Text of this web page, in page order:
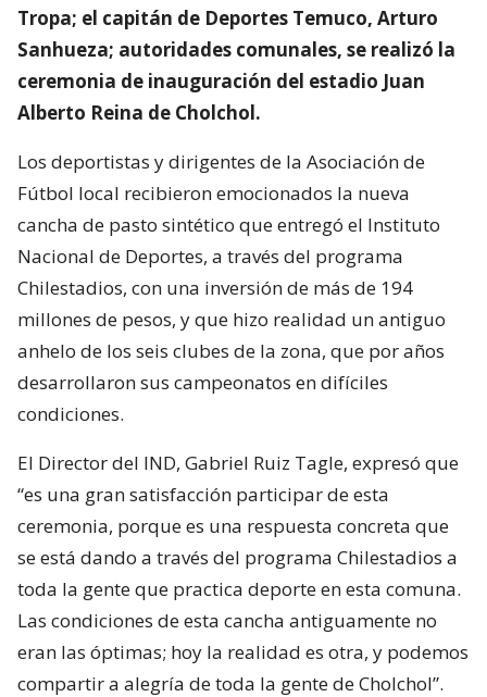
Tropa; el capitán de Deportes Temuco, Arturo
Sanhueza; autoridades comunales, se realizó la
ceremonia de inauguración del estadio Juan
Alberto Reina de Cholchol.
Los deportistas y dirigentes de la Asociación de
Fútbol local recibieron emocionados la nueva
cancha de pasto sintético que entregó el Instituto
Nacional de Deportes, a través del programa
Chilestadios, con una inversión de más de 194
millones de pesos, y que hizo realidad un antiguo
anhelo de los seis clubes de la zona, que por años
desarrollaron sus campeonatos en difíciles
condiciones.
El Director del IND, Gabriel Ruiz Tagle, expresó que
“es una gran satisfacción participar de esta
ceremonia, porque es una respuesta concreta que
se está dando a través del programa Chilestadios a
toda la gente que practica deporte en esta comuna.
Las condiciones de esta cancha antiguamente no
eran las óptimas; hoy la realidad es otra, y podemos
compartir a alegría de toda la gente de Cholchol”.